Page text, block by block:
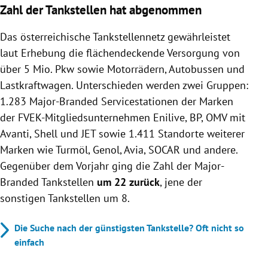
Zahl der Tankstellen hat abgenommen
Das österreichische Tankstellennetz gewährleistet
laut Erhebung die flächendeckende Versorgung von
über 5 Mio. Pkw sowie Motorrädern, Autobussen und
Lastkraftwagen. Unterschieden werden zwei Gruppen:
1.283 Major-Branded Servicestationen der Marken
der FVEK-Mitgliedsunternehmen Enilive, BP, OMV mit
Avanti, Shell und JET sowie 1.411 Standorte weiterer
Marken wie Turmöl, Genol, Avia, SOCAR und andere.
Gegenüber dem Vorjahr ging die Zahl der Major-
Branded Tankstellen um 22 zurück, jene der
sonstigen Tankstellen um 8.
Die Suche nach der günstigsten Tankstelle? Oft nicht so
einfach